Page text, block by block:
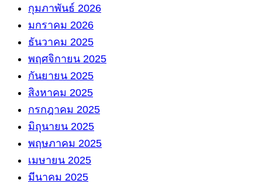
กุมภาพันธ์ 2026
มกราคม 2026
ธันวาคม 2025
พฤศจิกายน 2025
กันยายน 2025
สิงหาคม 2025
กรกฎาคม 2025
มิถุนายน 2025
พฤษภาคม 2025
เมษายน 2025
มีนาคม 2025